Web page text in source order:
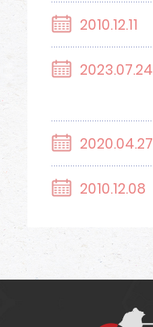
2010.12.11
2023.07.24
2020.04.27
2010.12.08